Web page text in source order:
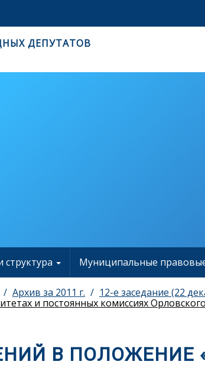
ДЕПУТАТОВ
структура Муниципальные
Архив за 2011 г.
12-е заседание (22
и постоянных комиссиях
В ПОЛОЖЕНИЕ